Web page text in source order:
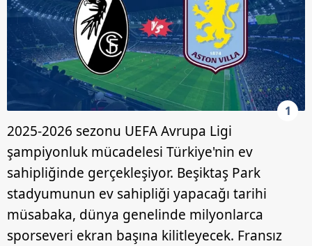
1
2025-2026 sezonu UEFA Avrupa Ligi
şampiyonluk mücadelesi Türkiye'nin ev
sahipliğinde gerçekleşiyor. Beşiktaş Park
stadyumunun ev sahipliği yapacağı tarihi
müsabaka, dünya genelinde milyonlarca
sporseveri ekran başına kilitleyecek. Fransız